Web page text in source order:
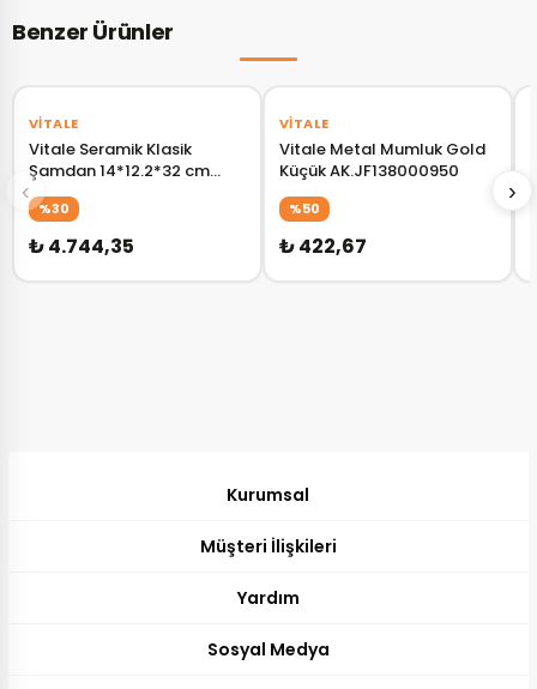
Benzer Ürünler
‹ ›
VITALE
Vitale Seramik Klasik
Şamdan 14*12.2*32 cm
AK.KD0077
%30
₺ 4.744,35
VITALE
Vitale Metal Mumluk Gold
Küçük AK.JF138000950
%50
₺ 422,67
Kurumsal
Müşteri İlişkileri
Yardım
Sosyal Medya